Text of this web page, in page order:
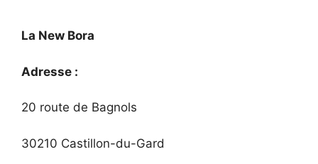
La New Bora
Adresse :
20 route de Bagnols
30210 Castillon-du-Gard